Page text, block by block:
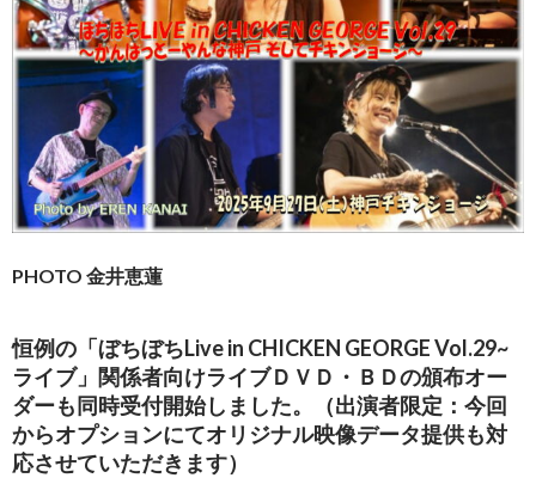
PHOTO 金井恵蓮
恒例の「ぼちぼちLive in CHICKEN GEORGE Vol.29~
ライブ」関係者向けライブＤＶＤ・ＢＤの頒布オー
ダーも同時受付開始しました。（出演者限定：今回
からオプションにてオリジナル映像データ提供も対
応させていただきます）